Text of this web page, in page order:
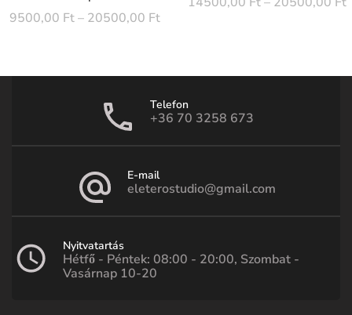
9500,00 Ft – 20500,00 Ft
Telefon
+36 70 3258 673
E-mail
eleterostudio@gmail.com
Nyitvatartás
Hétfő - Péntek: 08:00 - 20:00, Szombat -
Vasárnap 10-20